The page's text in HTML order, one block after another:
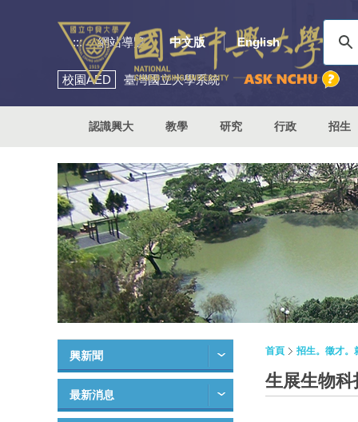
::: 網站導覽 中文版 English
校園AED 臺灣國立大學系統
認識興大 教學 研究 行政 招生
興新聞
最新消息
首頁 招生。徵才。
生展生物